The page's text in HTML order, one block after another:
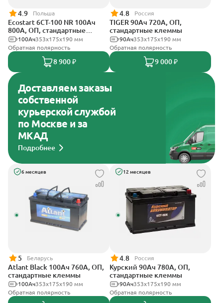
4.9 Польша
Ecostart 6CT-100 NR 100Ач
800А, ОП, стандартные
клеммы353x175x190 мм
100Ач
Обратная полярность
8 900 ₽
4.8 Россия
TIGER 90Ач 720А, ОП,
стандартные клеммы
353х175х190 мм
90Ач
Обратная полярность
9 000 ₽
Доставляем заказы
собственной
курьерской службой
по Москве и за
МКАД
Подробнее
6 месяцев
5 Беларусь
Atlant Black 100Ач 760А, ОП,
стандартные клеммы
353х175х190 мм
100Ач
Обратная полярность
12 месяцев
4.8 Россия
Курский 90Ач 780А, ОП,
стандартные клеммы
353x175x190 мм
90Ач
Обратная полярность